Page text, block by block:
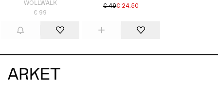
WOLLWALK
€ 99
€ 49€ 24.50